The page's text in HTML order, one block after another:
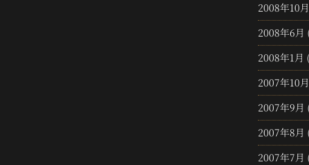
2008年10月
2008年6月
2008年1月
2007年10月
2007年9月
2007年8月
2007年7月